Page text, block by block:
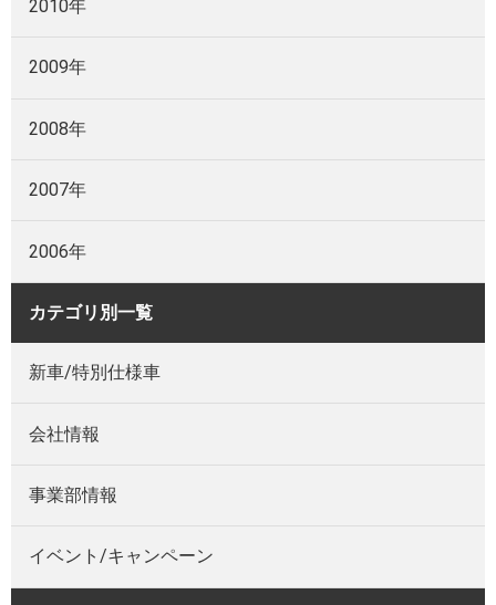
2010年
2009年
2008年
2007年
2006年
カテゴリ別一覧
新車/特別仕様車
会社情報
事業部情報
イベント/キャンペーン